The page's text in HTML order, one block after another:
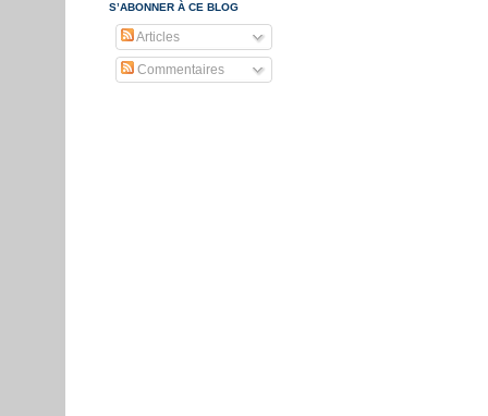
S’ABONNER À CE BLOG
Articles
Commentaires